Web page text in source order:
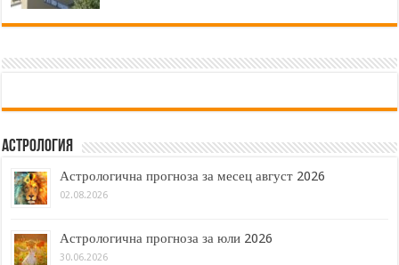
Астрология
Астрологична прогноза за месец август 2026
02.08.2026
Астрологична прогноза за юли 2026
30.06.2026